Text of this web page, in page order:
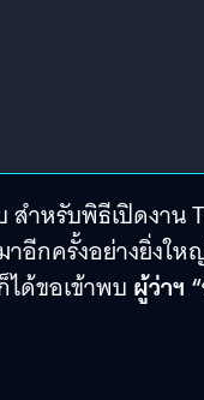
สำหรับพิธีเปิดงาน
อีกครั้งอย่างยิ่งให
ด้ขอเข้าพบ ผู้ว่าฯ